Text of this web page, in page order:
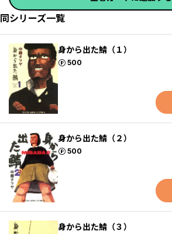
同シリーズ一覧
身から出た鯖（１）
500
ポイント
身から出た鯖（２）
500
ポイント
身から出た鯖（３）